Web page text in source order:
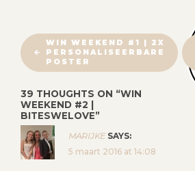
B
E
I
C
H
T
N
WIN WEEKEND #1 | 2X
PERSONALISEERBARE
POSTER
39 THOUGHTS ON “WIN
WEEKEND #2 |
BITESWELOVE”
MARIJKE SAYS:
5 maart 2016 at 14:08